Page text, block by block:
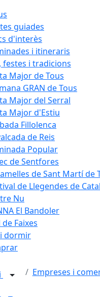
guiades
d'interès
i itineraris
festes i tradicions
Major de Tous
GRAN de Tous
Major del Serral
Major d'Estiu
Fillolenca
de Reis
Popular
de Sentfores
de Sant Martí de
de Llegendes de
Nu
El Bandoler
de Faixes
dormir
Empreses i